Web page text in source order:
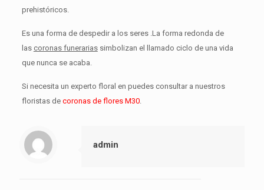
prehistóricos.
Es una forma de despedir a los seres .La forma redonda de
las coronas funerariassimbolizan el llamado ciclo de una vida
que nunca se acaba.
Si necesita un experto floral en puedes consultar a nuestros
floristas de coronas de flores M30.
admin